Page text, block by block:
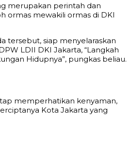
merupakan perintah dan
ormas mewakili ormas di DKI
tersebut, siap menyelaraskan
LDII DKI Jakarta, “Langkah
Hidupnya”, pungkas beliau.
memperhatikan kenyaman,
Kota Jakarta yang